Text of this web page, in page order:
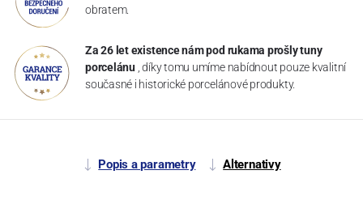
obratem.
Za 26 let existence nám pod rukama prošly tuny
porcelánu , díky tomu umíme nabídnout pouze kvalitní
současné i historické porcelánové produkty.
Popis a parametry Alternativy